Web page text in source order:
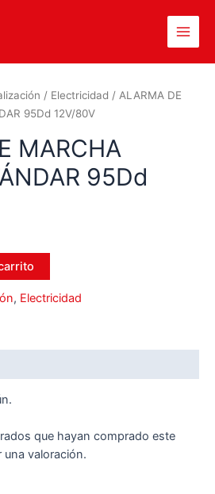
/ Electricidad / ALARMA DE
95Dd 12V/80V
MARCHA
95Dd
, Electricidad
que hayan comprado este
valoración.